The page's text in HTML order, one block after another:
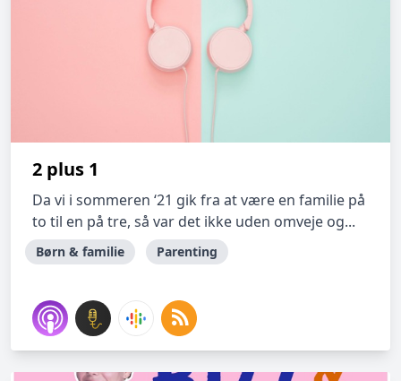
2 plus 1
Da vi i sommeren ‘21 gik fra at være en familie på
to til en på tre, så var det ikke uden omveje og...
Børn & familie Parenting